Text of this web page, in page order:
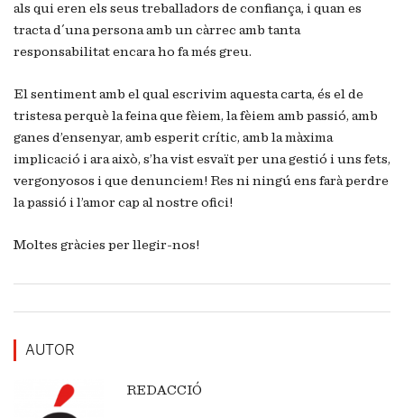
als qui eren els seus treballadors de confiança, i quan es
tracta d´una persona amb un càrrec amb tanta
responsabilitat encara ho fa més greu.
El sentiment amb el qual escrivim aquesta carta, és el de
tristesa perquè la feina que fèiem, la fèiem amb passió, amb
ganes d’ensenyar, amb esperit crític, amb la màxima
implicació i ara això, s’ha vist esvaït per una gestió i uns fets,
vergonyosos i que denunciem! Res ni ningú ens farà perdre
la passió i l’amor cap al nostre ofici!
Moltes gràcies per llegir-nos!
AUTOR
REDACCIÓ